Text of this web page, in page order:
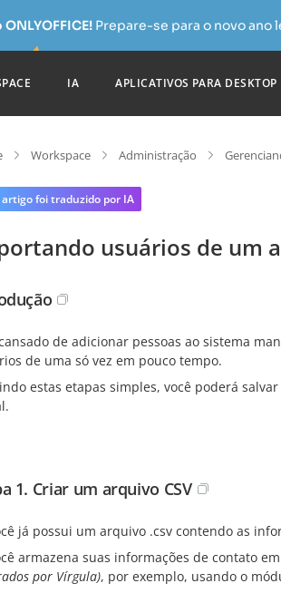
Prepare-se para o novo ano
IA APLICATIVOS PARA DESKTOP
Workspace Administração
artigo foi traduzido por IA
usuários de um
de adicionar pessoas ao sistema
de uma só vez em pouco tempo.
estas etapas simples, você poderá
1. Criar um arquivo CSV
já possui um arquivo .csv contendo as
armazena suas informações de contato
por Vírgula), por exemplo, usando o